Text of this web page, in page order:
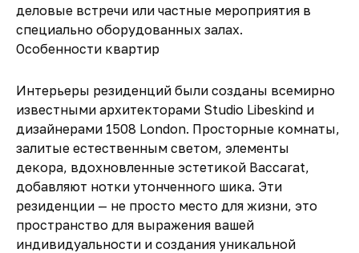
деловые встречи или частные мероприятия в
специально оборудованных залах.
Особенности квартир
Интерьеры резиденций были созданы всемирно
известными архитекторами Studio Libeskind и
дизайнерами 1508 London. Просторные комнаты,
залитые естественным светом, элементы
декора, вдохновленные эстетикой Baccarat,
добавляют нотки утонченного шика. Эти
резиденции — не просто место для жизни, это
пространство для выражения вашей
индивидуальности и создания уникальной